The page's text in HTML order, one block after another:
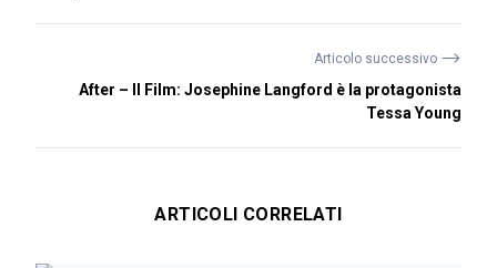
Articolo successivo ⟶
After – Il Film: Josephine Langford è la protagonista
Tessa Young
ARTICOLI CORRELATI